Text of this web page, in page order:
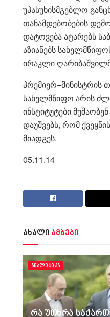
უპასუხისმგებლო
თანამდებობების
დატოვება ატარებს
აზიანებს
ირაკლი
სახელმწიფო არის
ინსტიტუტები
დაუშვებს, რომ
მიადგეს.
05.11.14
ახალი ამბები
ᲐᲜᲐᲚᲘᲢᲘᲙᲐ
რა უთხრა